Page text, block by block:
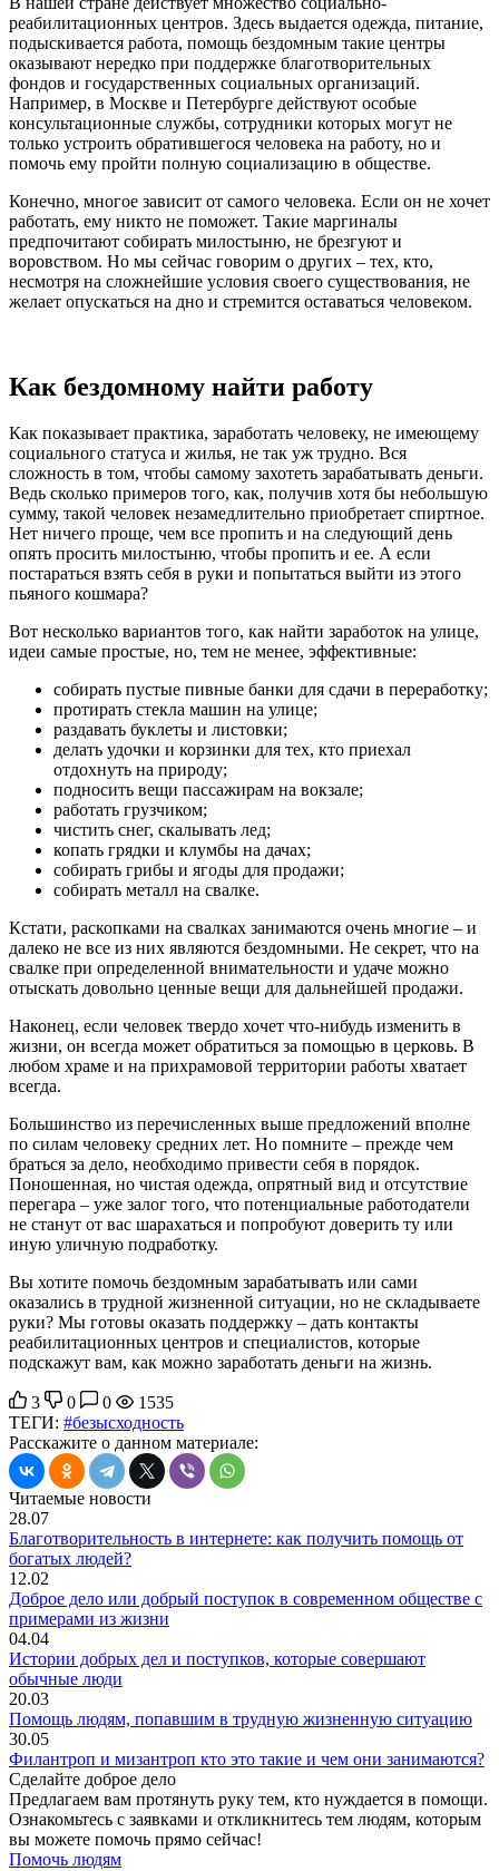
реабилитационных центров. Здесь выдается одежда, питание,
подыскивается работа, помощь бездомным такие центры
оказывают нередко при поддержке благотворительных
фондов и государственных социальных организаций.
Например, в Москве и Петербурге действуют особые
консультационные службы, сотрудники которых могут не
только устроить обратившегося человека на работу, но и
помочь ему пройти полную социализацию в обществе.
Конечно, многое зависит от самого человека. Если он не хочет
работать, ему никто не поможет. Такие маргиналы
предпочитают собирать милостыню, не брезгуют и
воровством. Но мы сейчас говорим о других – тех, кто,
несмотря на сложнейшие условия своего существования, не
желает опускаться на дно и стремится оставаться человеком.
Как бездомному найти работу
Как показывает практика, заработать человеку, не имеющему
социального статуса и жилья, не так уж трудно. Вся
сложность в том, чтобы самому захотеть зарабатывать деньги.
Ведь сколько примеров того, как, получив хотя бы небольшую
сумму, такой человек незамедлительно приобретает спиртное.
Нет ничего проще, чем все пропить и на следующий день
опять просить милостыню, чтобы пропить и ее. А если
постараться взять себя в руки и попытаться выйти из этого
пьяного кошмара?
Вот несколько вариантов того, как найти заработок на улице,
идеи самые простые, но, тем не менее, эффективные:
собирать пустые пивные банки для сдачи в переработку;
протирать стекла машин на улице;
раздавать буклеты и листовки;
делать удочки и корзинки для тех, кто приехал
отдохнуть на природу;
подносить вещи пассажирам на вокзале;
работать грузчиком;
чистить снег, скалывать лед;
копать грядки и клумбы на дачах;
собирать грибы и ягоды для продажи;
собирать металл на свалке.
Кстати, раскопками на свалках занимаются очень многие – и
далеко не все из них являются бездомными. Не секрет, что на
свалке при определенной внимательности и удаче можно
отыскать довольно ценные вещи для дальнейшей продажи.
Наконец, если человек твердо хочет что-нибудь изменить в
жизни, он всегда может обратиться за помощью в церковь. В
любом храме и на прихрамовой территории работы хватает
всегда.
Большинство из перечисленных выше предложений вполне
по силам человеку средних лет. Но помните – прежде чем
браться за дело, необходимо привести себя в порядок.
Поношенная, но чистая одежда, опрятный вид и отсутствие
перегара – уже залог того, что потенциальные работодатели
не станут от вас шарахаться и попробуют доверить ту или
иную уличную подработку.
Вы хотите помочь бездомным зарабатывать или сами
оказались в трудной жизненной ситуации, но не складываете
руки? Мы готовы оказать поддержку – дать контакты
реабилитационных центров и специалистов, которые
подскажут вам, как можно заработать деньги на жизнь.
3 0 0
1535
ТЕГИ: #безысходность
Расскажите о данном материале:
Читаемые новости
28.07
Благотворительность в интернете: как получить помощь от
богатых людей?
12.02
Доброе дело или добрый поступок в современном обществе с
примерами из жизни
04.04
Истории добрых дел и поступков, которые совершают
обычные люди
20.03
Помощь людям, попавшим в трудную жизненную ситуацию
30.05
Филантроп и мизантроп кто это такие и чем они занимаются?
Сделайте доброе дело
Предлагаем вам протянуть руку тем, кто нуждается в помощи.
Ознакомьтесь с заявками и откликнитесь тем людям, которым
вы можете помочь прямо сейчас!
Помочь людям